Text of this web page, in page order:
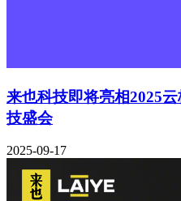
来也科技即将亮相2025
技盛会
2025-09-17